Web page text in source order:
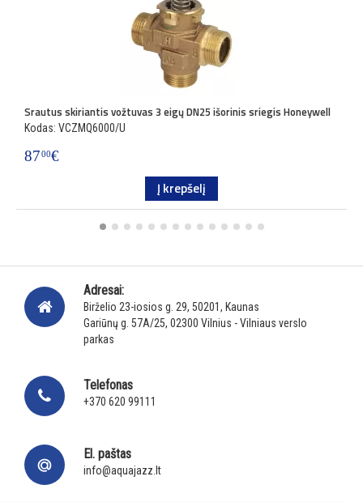
Srautus skiriantis vožtuvas 3 eigų DN25 išorinis sriegis Honeywell
Kodas: VCZMQ6000/U
8700€
Į krepšelį
Adresai:
Birželio 23-iosios g. 29, 50201, Kaunas
Gariūnų g. 57A/25, 02300 Vilnius - Vilniaus verslo
parkas
Telefonas
+370 620 99111
El. paštas
info@aquajazz.lt